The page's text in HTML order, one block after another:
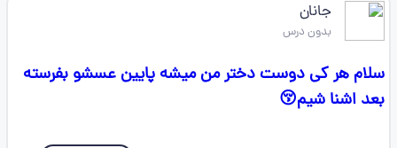
جانان
بدون درس
سلام هر کی دوست دختر من میشه پایین عسشو بفرسته
بعد اشنا شیم😚